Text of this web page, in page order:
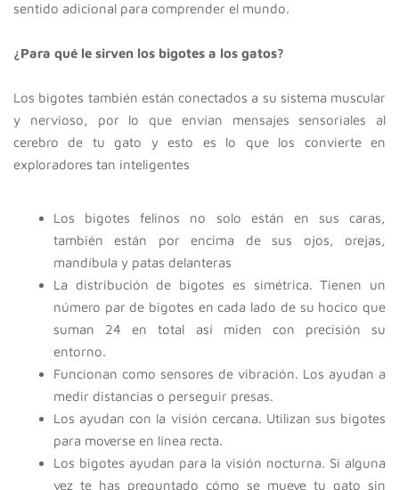
sentido adicional para comprender el mundo.
¿Para qué le sirven los bigotes a los gatos?
Los bigotes también están conectados a su sistema muscular
y nervioso, por lo que envían mensajes sensoriales al
cerebro de tu gato y esto es lo que los convierte en
exploradores tan inteligentes
Los bigotes felinos no solo están en sus caras,
también están por encima de sus ojos, orejas,
mandíbula y patas delanteras
La distribución de bigotes es simétrica. Tienen un
número par de bigotes en cada lado de su hocico que
suman 24 en total así miden con precisión su
entorno.
Funcionan como sensores de vibración. Los ayudan a
medir distancias o perseguir presas.
Los ayudan con la visión cercana. Utilizan sus bigotes
para moverse en línea recta.
Los bigotes ayudan para la visión nocturna. Si alguna
vez te has preguntado cómo se mueve tu gato sin